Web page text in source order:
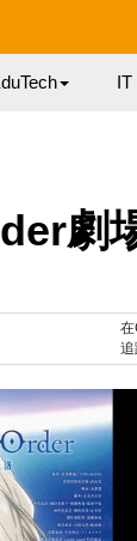
IT
劇
追